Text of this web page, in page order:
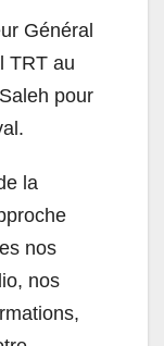
Général
TRT au
pour
la
nos
nos